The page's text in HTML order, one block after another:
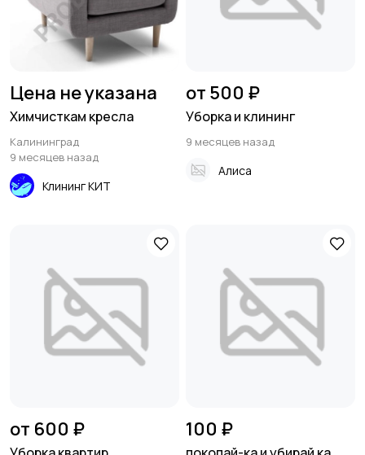
Цена не указана
Химчисткам кресла
Калининград
9 месяцев назад
Клининг КИТ
от 500 ₽
Уборка и клининг
9 месяцев назад
Алиса
от 600 ₽ 100 ₽